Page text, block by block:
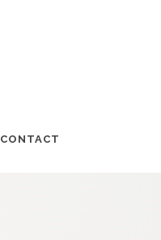
CONTACT